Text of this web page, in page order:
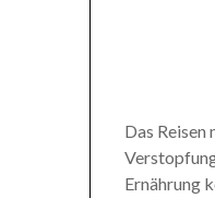
Das Reisen
Ernährung